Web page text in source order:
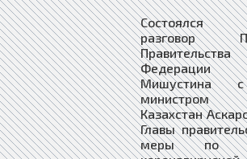
Состоялся
разговор
Федерации
Мишустина
министром
Казахстан
Главы
меры по